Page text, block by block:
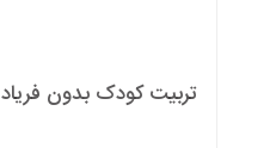
تربیت کودک بدون فریاد